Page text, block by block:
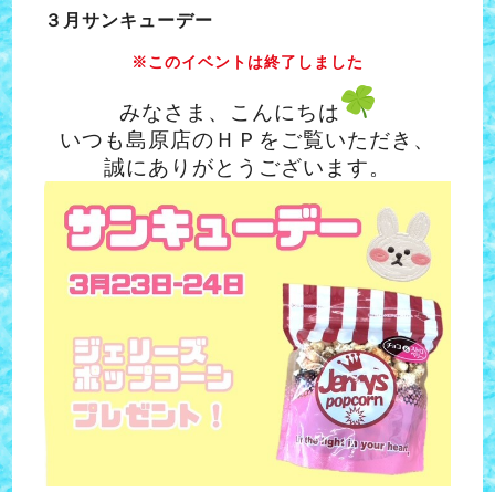
３月サンキューデー
※このイベントは終了しました
みなさま、こんにちは
いつも島原店のＨＰをご覧いただき、
誠にありがとうございます。